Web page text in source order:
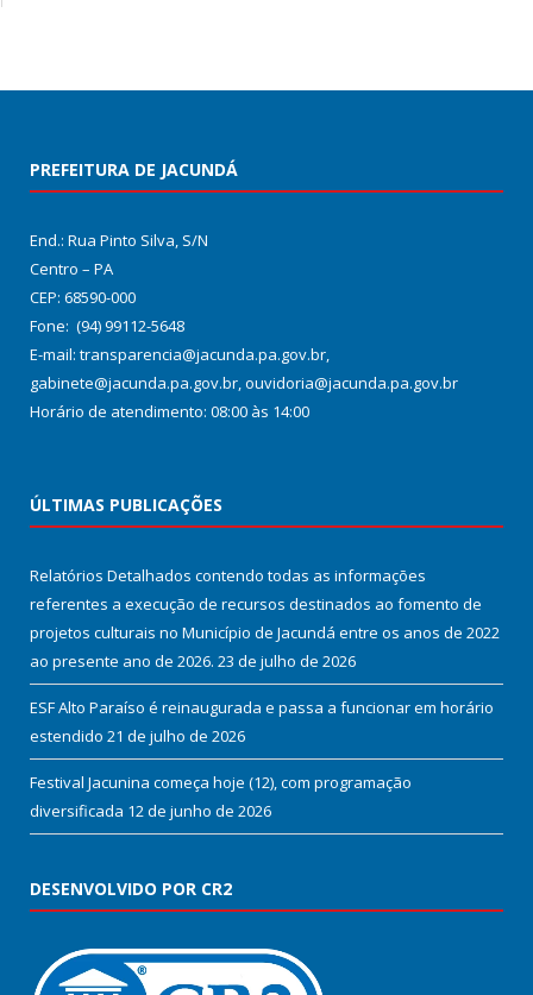
PREFEITURA DE JACUNDÁ
End.: Rua Pinto Silva, S/N
Centro – PA
CEP: 68590-000
Fone: (94) 99112-5648
E-mail: transparencia@jacunda.pa.gov.br,
gabinete@jacunda.pa.gov.br, ouvidoria@jacunda.pa.gov.br
Horário de atendimento: 08:00 às 14:00
ÚLTIMAS PUBLICAÇÕES
Relatórios Detalhados contendo todas as informações
referentes a execução de recursos destinados ao fomento de
projetos culturais no Município de Jacundá entre os anos de 2022
ao presente ano de 2026. 23 de julho de 2026
ESF Alto Paraíso é reinaugurada e passa a funcionar em horário
estendido 21 de julho de 2026
Festival Jacunina começa hoje (12), com programação
diversificada 12 de junho de 2026
DESENVOLVIDO POR CR2